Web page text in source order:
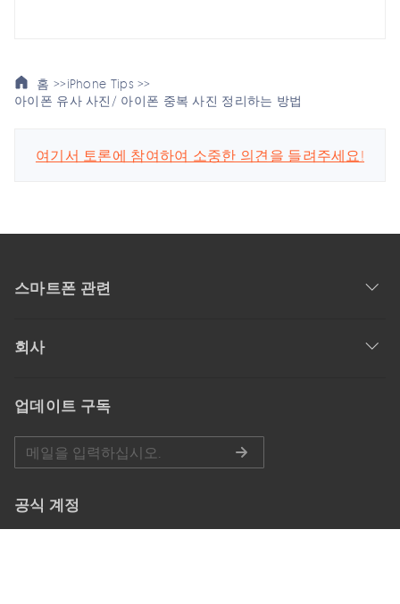
홈 >>iPhone Tips >>
아이폰 유사 사진/ 아이폰 중복 사진 정리하는 방법
여기서 토론에 참여하여 소중한 의견을 들려주세요!
스마트폰 관련
회사
업데이트 구독
공식 계정